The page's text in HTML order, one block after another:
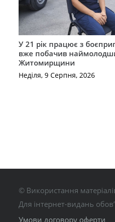
У 21 рік працює з
вже побачив
Житомирщини
Неділя, 9 Серпня, 2026
© Використання
Для інтернет-видань
Умови договору оферти